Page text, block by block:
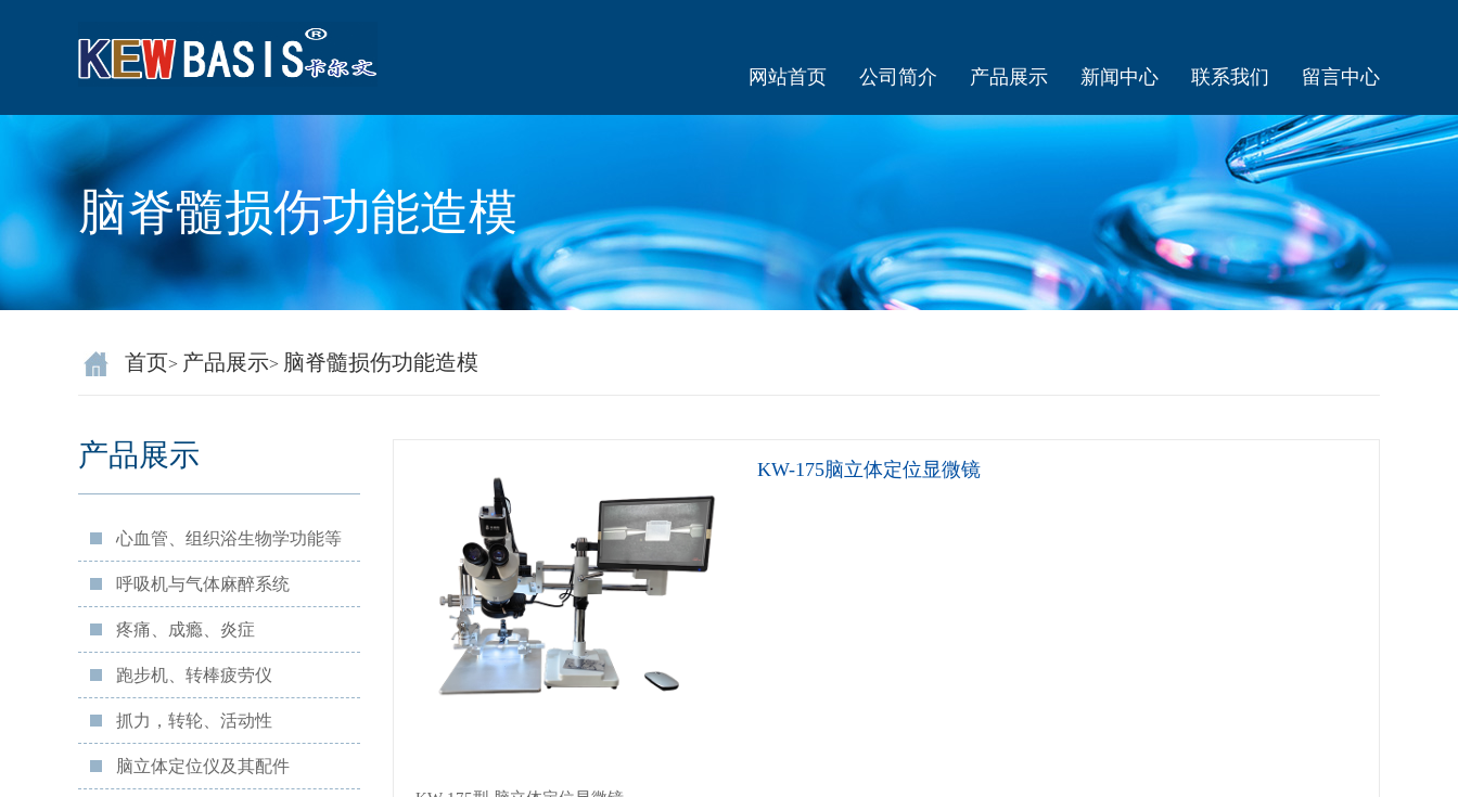
网站首页 公司简介 产品展示 新闻中心 联系我们 留言中心
脑脊髓损伤功能造模
首页> 产品展示> 脑脊髓损伤功能造模
产品展示
心血管、组织浴生物学功能等
呼吸机与气体麻醉系统
疼痛、成瘾、炎症
跑步机、转棒疲劳仪
抓力，转轮、活动性
脑立体定位仪及其配件
KW-175脑立体定位显微镜